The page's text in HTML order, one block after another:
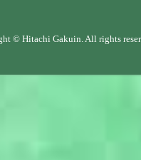
© Hitachi Gakuin. All rights